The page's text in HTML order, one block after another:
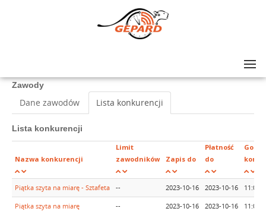
Zawody
Dane zawodów Lista konkurencji
Lista konkurencji
Nazwa konkurencji
Limit
zawodników
Zapis do
Płatność
do
Piątka szyta na miarę - Sztafeta -- 2023-10-16 2023-10-16 11:05
Piątka szyta na miarę -- 2023-10-16 2023-10-16 11:00